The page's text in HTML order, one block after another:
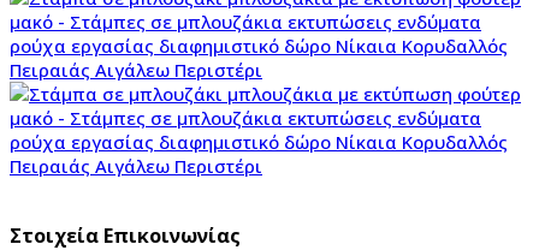
Στοιχεία Επικοινωνίας